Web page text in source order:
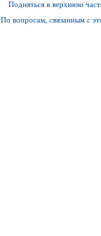
Подняться в верхнюю
По вопросам, связанным с